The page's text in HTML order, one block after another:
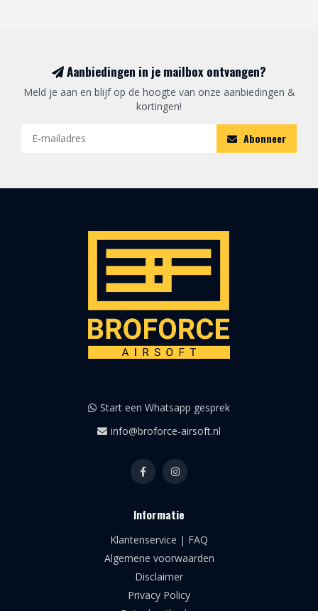
Aanbiedingen in je mailbox ontvangen?
Meld je aan en blijf op de hoogte van onze aanbiedingen &
kortingen!
Abonneer
Start een Whatsapp gesprek
info@broforce-airsoft.nl
Informatie
Klantenservice | FAQ
Algemene voorwaarden
Disclaimer
Privacy Policy